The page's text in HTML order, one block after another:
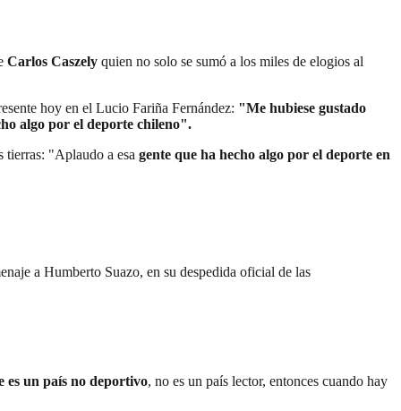
Carlos Caszely quien no solo se sumó a los miles de elogios al
hoy en el Lucio Fariña Fernández: "Me hubiese gustado
algo por el deporte chileno".
tierras: "Aplaudo a esa gente que ha hecho algo por el deporte en
a Humberto Suazo, en su despedida oficial de las
es un país no deportivo, no es un país lector, entonces cuando hay